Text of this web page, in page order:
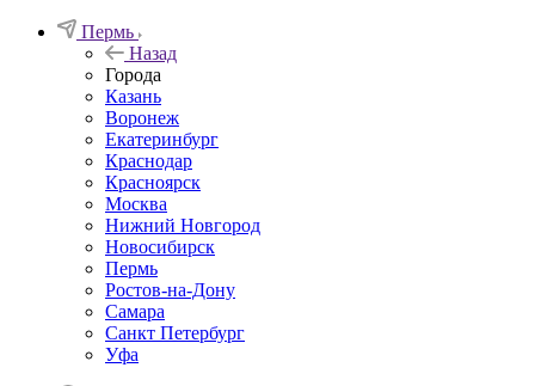
Пермь
Назад
Города
Казань
Воронеж
Екатеринбург
Краснодар
Красноярск
Москва
Нижний Новгород
Новосибирск
Пермь
Ростов-на-Дону
Самара
Санкт Петербург
Уфа